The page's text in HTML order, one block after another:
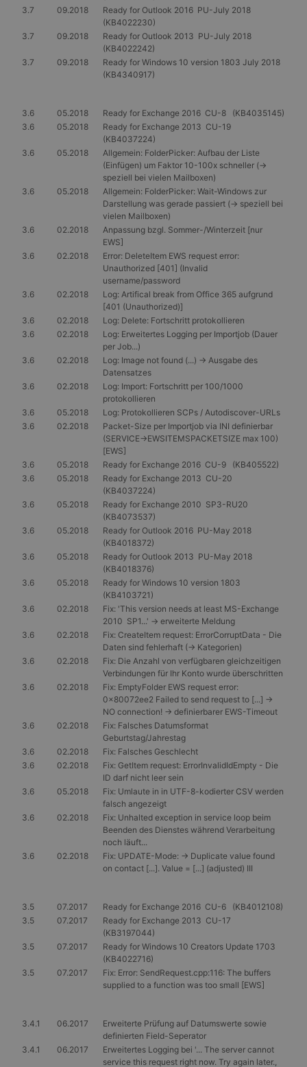
3.7
09.2018
Ready for Outlook 2016 PU-July 2018
(KB4022230)
3.7
09.2018
Ready for Outlook 2013 PU-July 2018
(KB4022242)
3.7
09.2018
Ready for Windows 10 version 1803 July 2018
(KB4340917)
3.6 05.2018
Ready for Exchange 2016 CU-8 (KB4035145)
3.6
05.2018
Ready for Exchange 2013 CU-19
(KB4037224)
3.6
05.2018
Allgemein: FolderPicker: Aufbau der Liste
(Einfügen) um Faktor 10-100x schneller (->
speziell bei vielen Mailboxen)
3.6
05.2018
Allgemein: FolderPicker: Wait-Windows zur
Darstellung was gerade passiert (-> speziell bei
vielen Mailboxen)
3.6
02.2018
Anpassung bzgl. Sommer-/Winterzeit [nur
EWS]
3.6
02.2018
Error: DeleteItem EWS request error:
Unauthorized [401] (Invalid
username/password
3.6
02.2018
Log: Artifical break from Office 365 aufgrund
[401 (Unauthorized)]
3.6
02.2018
Log: Delete: Fortschritt protokollieren
3.6
02.2018
Log: Erweitertes Logging per Importjob (Dauer
per Job...)
3.6
02.2018
Log: Image not found (...) -> Ausgabe des
Datensatzes
3.6
02.2018
Log: Import: Fortschritt per 100/1000
protokollieren
3.6
05.2018
Log: Protokollieren SCPs / Autodiscover-URLs
3.6
02.2018
Packet-Size per Importjob via INI definierbar
(SERVICE->EWSITEMSPACKETSIZE max 100)
[EWS]
3.6
05.2018
Ready for Exchange 2016 CU-9 (KB405522)
3.6
05.2018
Ready for Exchange 2013 CU-20
(KB4037224)
3.6
05.2018
Ready for Exchange 2010 SP3-RU20
(KB4073537)
3.6
05.2018
Ready for Outlook 2016 PU-May 2018
(KB4018372)
3.6
05.2018
Ready for Outlook 2013 PU-May 2018
(KB4018376)
3.6
05.2018
Ready for Windows 10 version 1803
(KB4103721)
3.6
02.2018
Fix: 'This version needs at least MS-Exchange
2010 SP1...' -> erweiterte Meldung
3.6
02.2018
Fix: CreateItem request: ErrorCorruptData - Die
Daten sind fehlerhaft (-> Kategorien)
3.6
02.2018
Fix: Die Anzahl von verfügbaren gleichzeitigen
Verbindungen für Ihr Konto wurde überschritten
3.6
02.2018
Fix: EmptyFolder EWS request error:
0x80072ee2 Failed to send request to [...] ->
NO connection! -> definierbarer EWS-Timeout
3.6
02.2018
Fix: Falsches Datumsformat
Geburtstag/Jahrestag
3.6
02.2018
Fix: Falsches Geschlecht
3.6
02.2018
Fix: GetItem request: ErrorInvalidIdEmpty - Die
ID darf nicht leer sein
3.6
05.2018
Fix: Umlaute in in UTF-8-kodierter CSV werden
falsch angezeigt
3.6
02.2018
Fix: Unhalted exception in service loop beim
Beenden des Dienstes während Verarbeitung
noch läuft...
3.6
02.2018
Fix: UPDATE-Mode: -> Duplicate value found
on contact [...]. Value = [...] (adjusted) III
3.5 07.2017
Ready for Exchange 2016 CU-6 (KB4012108)
3.5
07.2017
Ready for Exchange 2013 CU-17
(KB3197044)
3.5
07.2017
Ready for Windows 10 Creators Update 1703
(KB4022716)
3.5
07.2017
Fix: Error: SendRequest.cpp:116: The buffers
supplied to a function was too small [EWS]
3.4.1 06.2017
Erweiterte Prüfung auf Datumswerte sowie
definierten Field-Seperator
3.4.1
06.2017
Erweitertes Logging bei '... The server cannot
service this request right now. Try again later.,
Anbieter/
Domäne
Ablaufdatum
PHPSESSID
PHP.net
www.gangl.de
Session
wird, die
Benutzer
CookieScriptConsent
CookieScript
1 Monat
Banner
Name
Anbieter
/
Ablaufdatum Beschreibung
Google
.gangl.de
1 Jahr 1
Dieser Cookie-
Google Universal
Analytics
am häufigsten
Analysedienstes
von Google.
wird verwendet,
Nummer als
zugewiesen wird.
Es ist in jeder
Seitenanforderung
auf einer Site
enthalten und
wird zur
Besucher-,
Sitzungs- und
Kampagnendaten
_gid
Google
LLC
.gangl.de
1 Tag
Dieses Cookie
Analytics gesetzt.
Es speichert und
eindeutigen Wert
für jede besuchte
Seite und wird
Verfolgen von
Seitenaufrufen
verwendet.
LLC
.gangl.de
Name ist mit
Google Universal
Dokumentation
Drosselung der
Anforderungsrate
verwendet,
hohem
eingeschränkt
wird.
Name
Anbieter
Domäne
Ablaufdatum Beschreibung
Microsoft
Corporation
.bing.com
von Microsoft
häufig als
durch eingebettete
festgelegt werden.
Es wird allgemein
die
verschiedene
Domänen hinweg
möglich ist, um die
zu ermöglichen.
Microsoft
Corporation
.c.clarity.ms
7 Tage
Dies ist ein
Microsoft MSN-
Cookie eines
Nutzung der
Website für interne
Google LLC
.gangl.de
Informationen
Endbenutzer die
Website nutzt,
Werbung, die der
Endbenutzer
möglicherweise
Website gesehen
hat.
.c.bing.com
Cookie eines
Drittanbieters, mit
Website für interne
Analysen messen.
SM
.c.clarity.ms Session
Dies ist ein
Microsoft MSN-
Cookie eines
Nutzung der
Website für interne
Microsoft
1 Jahr
Dieses Cookie wird
Name
Anbieter/
Domäne
Ablaufdatum
_tt_enable_cookie .gangl.de
1 Jahr
.tiktok.com
1 Jahr
_ttp
.gangl.de
1 Jahr
Microsoft
.gangl.de
_clck .gangl.de 1 Jahr